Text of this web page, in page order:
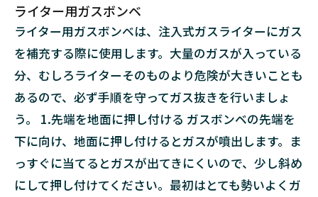
ライター用ガスボンベ
ライター用ガスボンベは、注入式ガスライターにガス
を補充する際に使用します。大量のガスが入っている
分、むしろライターそのものより危険が大きいことも
あるので、必ず手順を守ってガス抜きを行いましょ
う。 1.先端を地面に押し付ける ガスボンベの先端を
下に向け、地面に押し付けるとガスが噴出します。ま
っすぐに当てるとガスが出てきにくいので、少し斜め
にして押し付けてください。最初はとても勢いよくガ